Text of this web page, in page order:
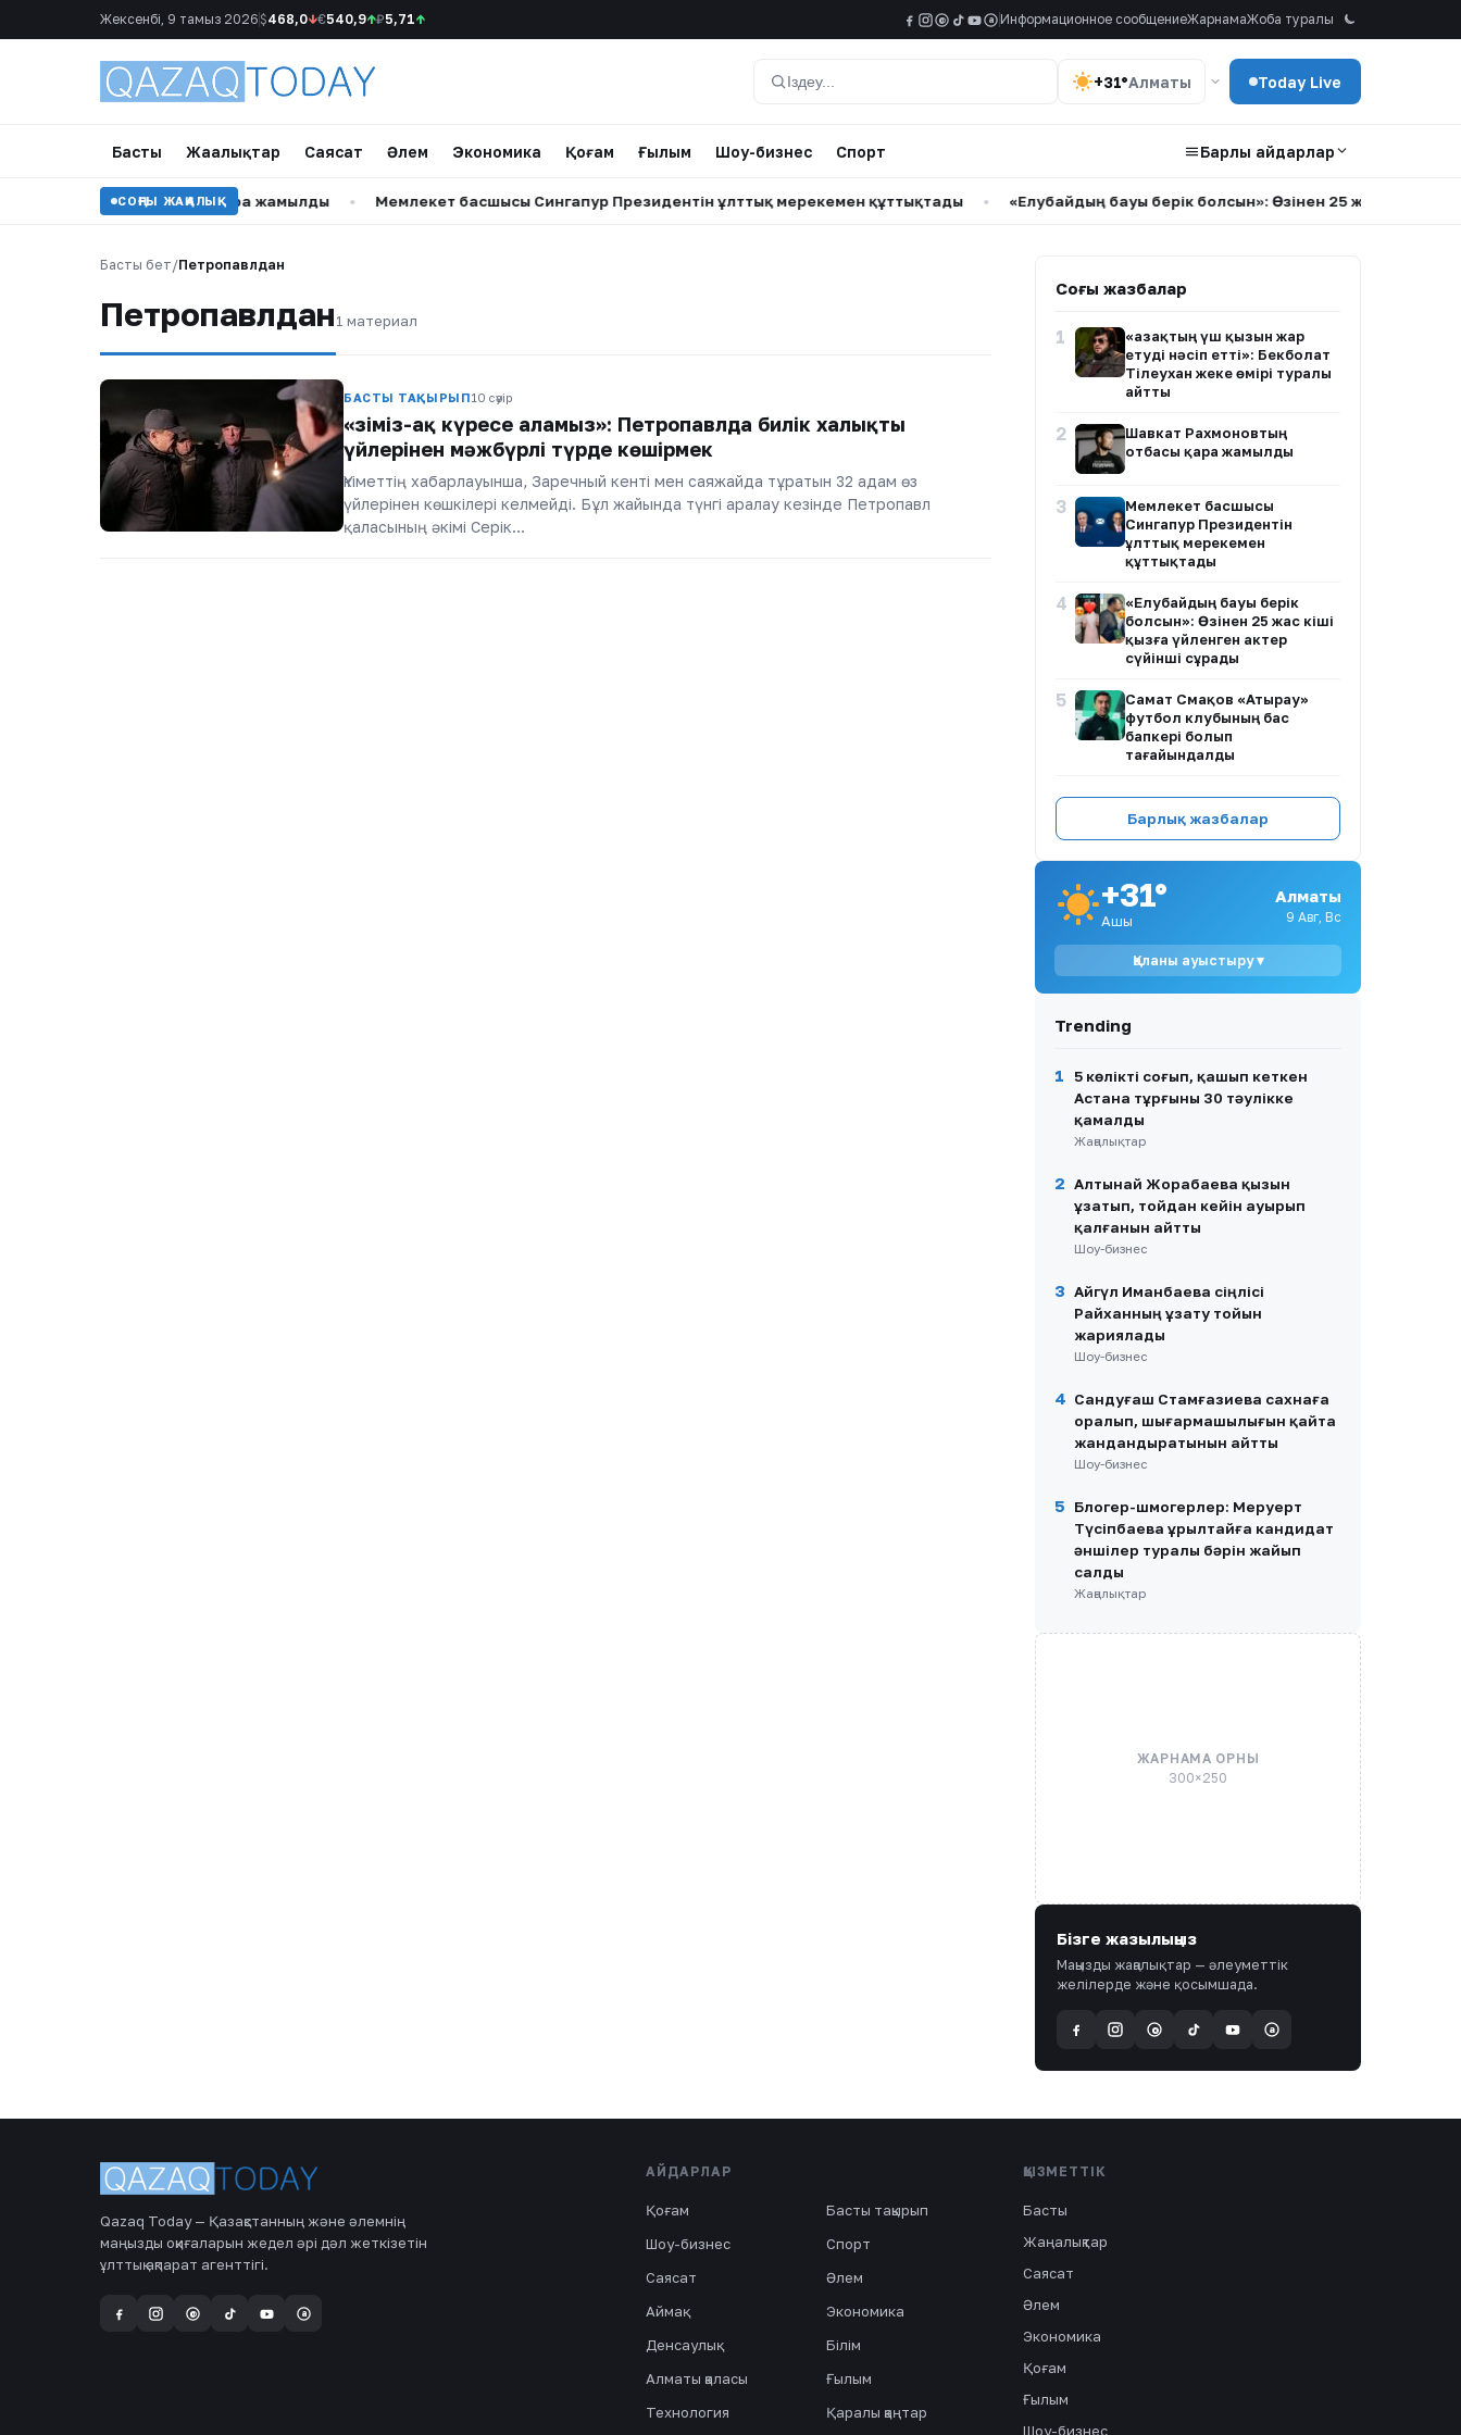
Жексенбі, 9 тамыз 2026 $468,0↓€540,9↑₽5,71↑ @ a Информационное сообщениеЖарнамаЖоба туралы
Іздеу
+31°Алматы Today Live
Басты Жаңалықтар Саясат Әлем Экономика Қоғам Ғылым Шоу-бизнес Спорт Барлық айдарлар
СОҢҒЫ ЖАҢАЛЫҚ
Рахмоновтың отбасы қара жамылды • Мемлекет басшысы Сингапур Президентін ұлттық мерекемен құттықтады • «Елубайдың бауы берік болсын»: Өзінен 25 жас кіші қызға
Басты бет/Петропавлдан
Петропавлдан1 материал
БАСТЫ ТАҚЫРЫП10 сәуір
«Өзіміз-ақ күресе аламыз»: Петропавлда билік халықты
үйлерінен мәжбүрлі түрде көшірмек
Үкіметтің хабарлауынша, Заречный кенті мен саяжайда тұратын 32 адам өз
үйлерінен көшкілері келмейді. Бұл жайында түнгі аралау кезінде Петропавл
қаласының әкімі Серік…
Соңғы жазбалар
1
«Қазақтың үш қызын жар
етуді нәсіп етті»: Бекболат
Тілеухан жеке өмірі туралы
айтты
2
Шавкат Рахмоновтың
отбасы қара жамылды
3
Мемлекет басшысы
Сингапур Президентін
ұлттық мерекемен
құттықтады
4
«Елубайдың бауы берік
болсын»: Өзінен 25 жас кіші
қызға үйленген актер
сүйінші сұрады
5
Самат Смақов «Атырау»
футбол клубының бас
бапкері болып
тағайындалды
6
Ақтау тұрғындары ірі
алаяқтық схемасына
қатысты ұжымдық өтініш
7
Алматыда полиция баланы
қауіпті жағдайдан құтқарды
Әділет Зейнелдің анасы: 20
өтемақы емес
Азанова Астанада
денсаулық сақтау
министрімен кездесуді
талап етуде
10
Астанада түнгі салют атқан
екі азамат бес тәулікке
қамалды
Барлық жазбалар
+31°
Ашық
Алматы
9 Авг, Вс
Қаланы ауыстыру ▾
Trending
1
5 көлікті соғып, қашып кеткен
Астана тұрғыны 30 тәулікке
қамалды
Жаңалықтар
2 Алтынай Жорабаева қызын
ұзатып, тойдан кейін ауырып
қалғанын айтты
Шоу-бизнес
3 Айгүл Иманбаева сіңлісі
Райханның ұзату тойын
жариялады
Шоу-бизнес
4 Сандуғаш Стамғазиева сахнаға
оралып, шығармашылығын қайта
жандандыратынын айтты
Шоу-бизнес
5
Блогер-шмогерлер: Меруерт
Түсіпбаева Құрылтайға кандидат
әншілер туралы бәрін жайып
салды
Жаңалықтар
ЖАРНАМА ОРНЫ
300×250
Бізге жазылыңыз
Маңызды жаңалықтар — әлеуметтік
желілерде және қосымшада.
@ a
Qazaq Today — Қазақстанның және әлемнің
маңызды оқиғаларын жедел әрі дәл жеткізетін
ұлттық ақпарат агенттігі.
@ a
АЙДАРЛАР
Қоғам
Басты тақырып
Шоу-бизнес
Спорт
Саясат
Әлем
Аймақ
Экономика
Денсаулық
Білім
Алматы қаласы
Ғылым
Технология
Қаралы қаңтар
ҚЫЗМЕТТІК
Басты
Жаңалықтар
Саясат
Әлем
Экономика
Қоғам
Ғылым
Шоу-бизнес